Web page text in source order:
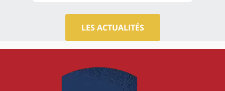
LES ACTUALITÉS